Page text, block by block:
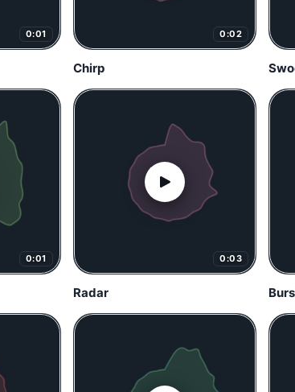
0:01 0:02
Chirp
0:01 0:03
Radar